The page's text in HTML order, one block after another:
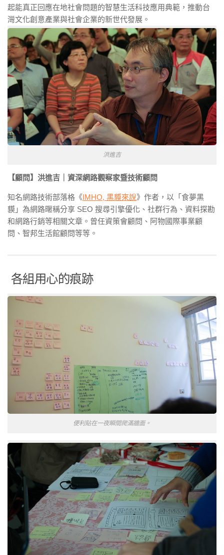
起能真正回應在地社會問題的智慧生活科技應用典範，推動台
灣文化創意產業與社會企業的新世代發展。
洪進吉
【顧問】洪進吉｜資深網路觀察家暨技術顧問
知名網路技術部落格《IMHO, 黑貘來說》作者，以「食夢黑
貘」為網路暱稱分享 SEO 搜尋引擎優化、社群行為、資料探勘
和網路行銷等相關文章。曾任資策會顧問、阿物國際事業顧
問、智邦生活館顧問等等。
各組用心的痕跡
便利貼在一夜瞬間爬滿牆面。